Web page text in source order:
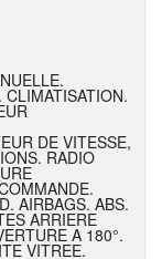
DE VITESSE,
RADIO
AIRBAGS. ABS.
ARRIERE
A 180°.
VITREE.